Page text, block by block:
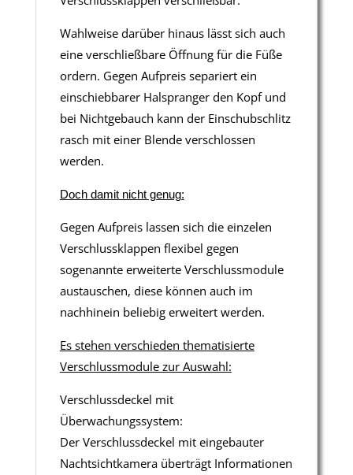
Wahlweise darüber hinaus lässt sich auch
eine verschließbare Öffnung für die Füße
ordern. Gegen Aufpreis separiert ein
einschiebbarer Halspranger den Kopf und
bei Nichtgebauch kann der Einschubschlitz
rasch mit einer Blende verschlossen
werden.
Doch damit nicht genug:
Gegen Aufpreis lassen sich die einzelen
Verschlussklappen flexibel gegen
sogenannte erweiterte Verschlussmodule
austauschen, diese können auch im
nachhinein beliebig erweitert werden.
Es stehen verschieden thematisierte
Verschlussmodule zur Auswahl:
Verschlussdeckel mit
Überwachungssystem:
Der Verschlussdeckel mit eingebauter
Nachtsichtkamera überträgt Informationen